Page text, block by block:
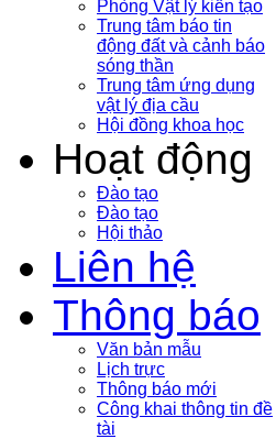
Phòng Vật lý kiến tạo
Trung tâm báo tin
động đất và cảnh báo
sóng thần
Trung tâm ứng dụng
vật lý địa cầu
Hội đồng khoa học
Hoạt động
Đào tạo
Đào tạo
Hội thảo
Liên hệ
Thông báo
Văn bản mẫu
Lịch trực
Thông báo mới
Công khai thông tin đề
tài